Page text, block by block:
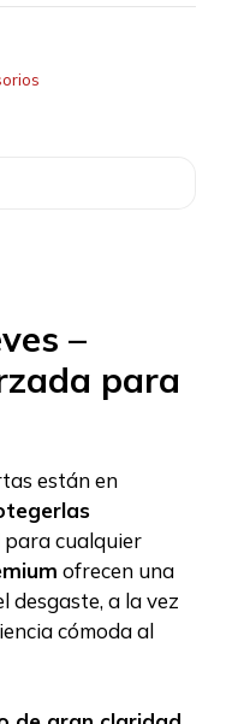
–
para
están en
para cualquier
ofrecen una
desgaste, a la vez
cómoda al